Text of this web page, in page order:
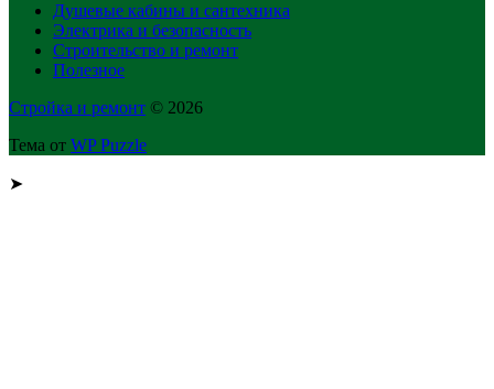
Душевые кабины и сантехника
Электрика и безопасность
Строительство и ремонт
Полезное
Стройка и ремонт © 2026
Тема от WP Puzzle
➤